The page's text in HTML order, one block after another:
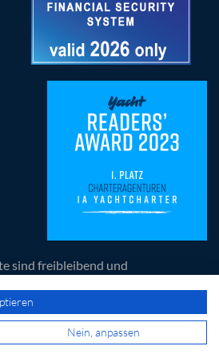
sind freibleibend und
GmbH. Alle Rechte vorbehalten.
Nein, anpassen